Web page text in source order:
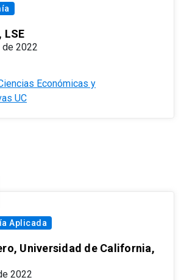
LSE
2022
Económicas y
UC
Aplicada
Universidad de California,
2022